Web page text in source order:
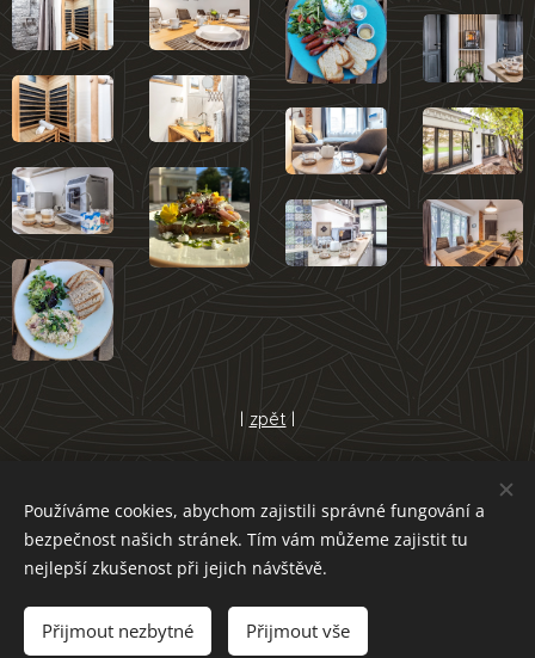
| zpět |
Zámecká 2478/1, Krnov 794 01
Obchodní podmínky Cookies
Používáme cookies, abychom zajistili správné fungování a
bezpečnost našich stránek. Tím vám můžeme zajistit tu
nejlepší zkušenost při jejich návštěvě.
Přijmout nezbytné Přijmout vše